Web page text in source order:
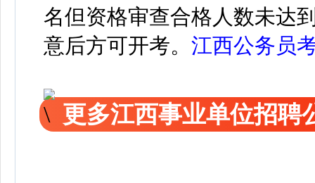
名但资格审查合格人数未达
意后方可开考。 江西公务员
更多江西事业单位招聘